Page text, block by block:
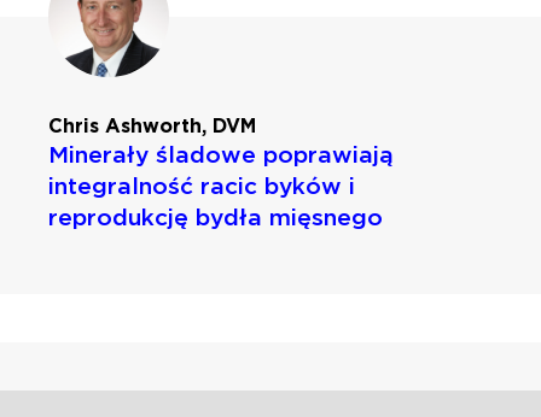
Chris Ashworth, DVM
Minerały śladowe poprawiają
integralność racic byków i
reprodukcję bydła mięsnego